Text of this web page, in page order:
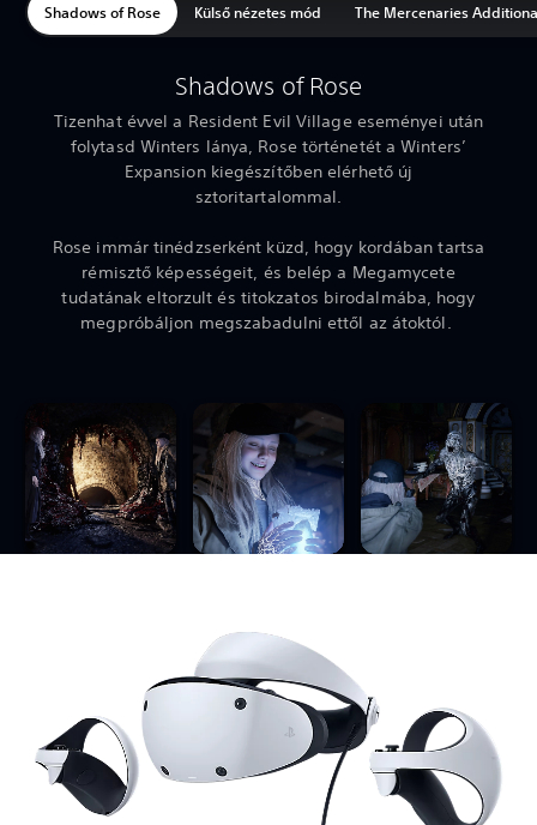
Shadows of Rose Külső nézetes mód The Mercenaries
Shadows of Rose
Tizenhat évvel a Resident Evil Village eseményei után
folytasd Winters lánya, Rose történetét a Winters’
Expansion kiegészítőben elérhető új
sztoritartalommal.
Rose immár tinédzserként küzd, hogy kordában tartsa
rémisztő képességeit, és belép a Megamycete
tudatának eltorzult és titokzatos birodalmába, hogy
megpróbáljon megszabadulni ettől az átoktól.